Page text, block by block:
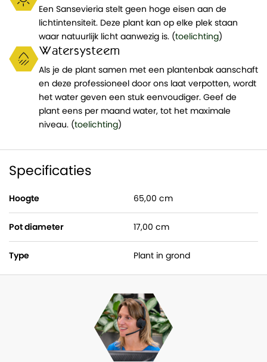
Een Sansevieria stelt geen hoge eisen aan de
lichtintensiteit. Deze plant kan op elke plek staan
waar natuurlijk licht aanwezig is. (toelichting)
Watersysteem
Als je de plant samen met een plantenbak aanschaft
en deze professioneel door ons laat verpotten, wordt
het water geven een stuk eenvoudiger. Geef de
plant eens per maand water, tot het maximale
niveau. (toelichting)
Specificaties
Hoogte 65,00 cm
Pot diameter 17,00 cm
Type Plant in grond